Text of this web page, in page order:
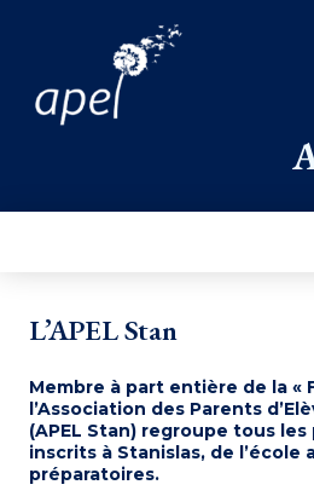
L’APEL Stan
Membre à part entière de la «
l’Association des Parents
(APEL Stan) regroupe tous les
inscrits à Stanislas, de l’école
préparatoires.